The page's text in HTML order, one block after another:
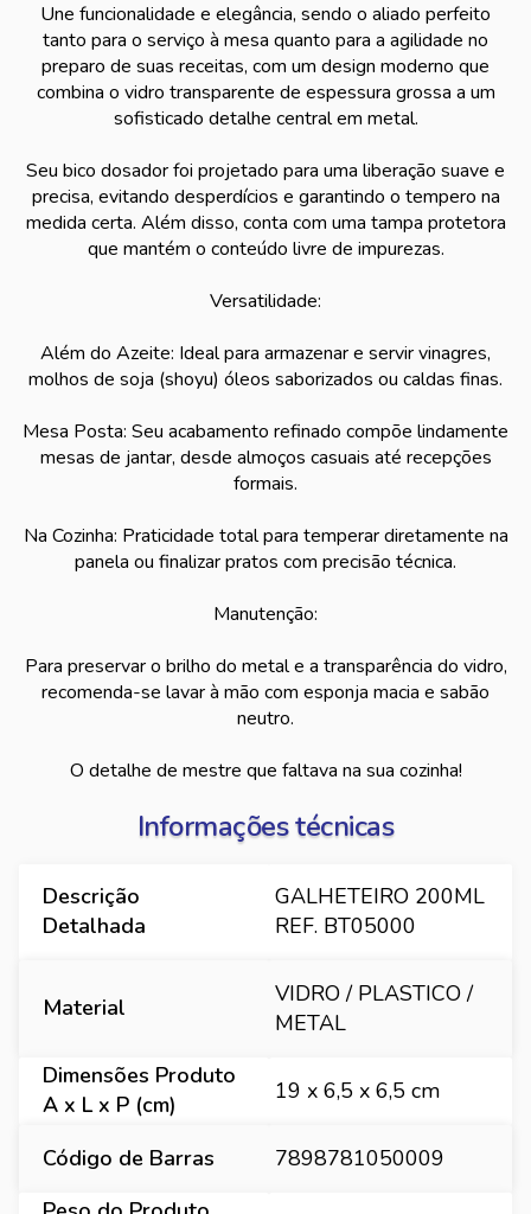
Une funcionalidade e elegância, sendo o aliado perfeito
tanto para o serviço à mesa quanto para a agilidade no
preparo de suas receitas, com um design moderno que
combina o vidro transparente de espessura grossa a um
sofisticado detalhe central em metal.
Seu bico dosador foi projetado para uma liberação suave e
precisa, evitando desperdícios e garantindo o tempero na
medida certa. Além disso, conta com uma tampa protetora
que mantém o conteúdo livre de impurezas.
Versatilidade:
Além do Azeite: Ideal para armazenar e servir vinagres,
molhos de soja (shoyu) óleos saborizados ou caldas finas.
Mesa Posta: Seu acabamento refinado compõe lindamente
mesas de jantar, desde almoços casuais até recepções
formais.
Na Cozinha: Praticidade total para temperar diretamente na
panela ou finalizar pratos com precisão técnica.
Manutenção:
Para preservar o brilho do metal e a transparência do vidro,
recomenda-se lavar à mão com esponja macia e sabão
neutro.
O detalhe de mestre que faltava na sua cozinha!
Informações técnicas
Descrição
Detalhada
GALHETEIRO 200ML
REF. BT05000
Material
VIDRO / PLASTICO /
METAL
Dimensões Produto
A x L x P (cm)
19 x 6,5 x 6,5 cm
Código de Barras
7898781050009